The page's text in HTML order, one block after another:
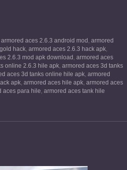
armored aces 2.6.3 android mod armored
hack armored aces 2.6.3 hack apk
2.6.3 mod apk download armored aces
online 2.6.3 hile apk armored aces 3d tanks
aces 3d tanks online hile apk armored
apk armored aces hile apk armored aces
aces para hile armored aces tank hile